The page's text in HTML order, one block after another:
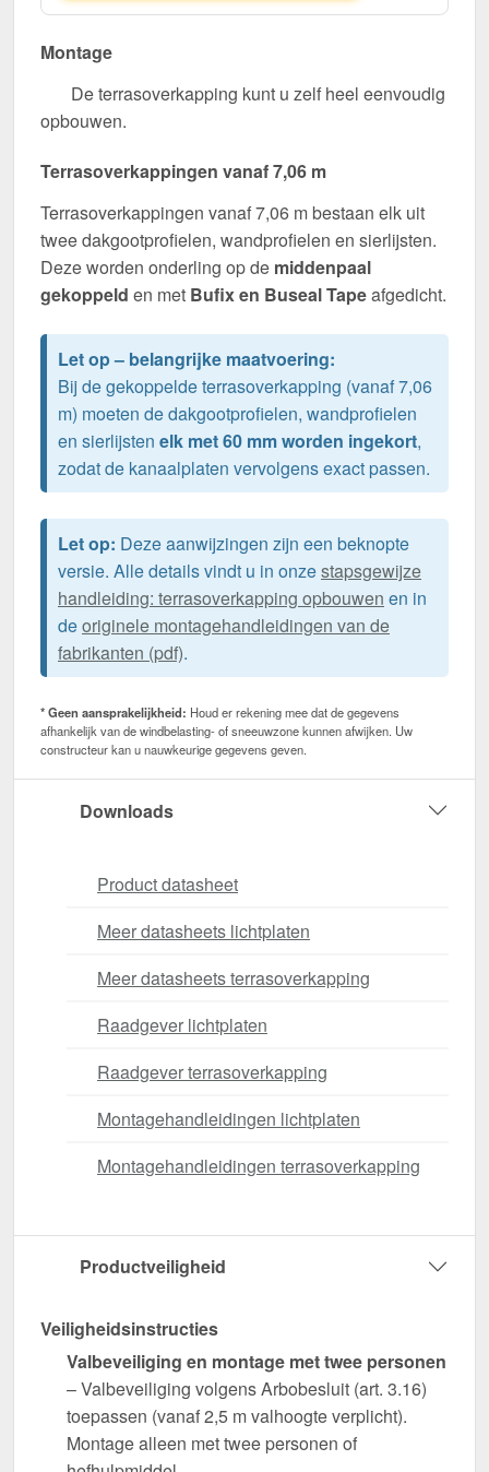
Montage
De terrasoverkapping kunt u zelf heel eenvoudig
opbouwen.
Terrasoverkappingen vanaf 7,06 m
Terrasoverkappingen vanaf 7,06 m bestaan elk uit
twee dakgootprofielen, wandprofielen en sierlijsten.
Deze worden onderling op de middenpaal
gekoppeld en met Bufix en Buseal Tapeafgedicht.
Let op – belangrijke maatvoering:
Bij de gekoppelde terrasoverkapping (vanaf 7,06
m) moeten de dakgootprofielen, wandprofielen
en sierlijsten elk met 60 mm worden ingekort,
zodat de kanaalplaten vervolgens exact passen.
Let op: Deze aanwijzingen zijn een beknopte
versie. Alle details vindt u in onzestapsgewijze
handleiding: terrasoverkapping opbouwen en in
deoriginele montagehandleidingen van de
fabrikanten (pdf).
* Geen aansprakelijkheid: Houd er rekening mee dat de gegevens
afhankelijk van de windbelasting- of sneeuwzone kunnen afwijken. Uw
constructeur kan u nauwkeurige gegevens geven.
Downloads
Product datasheet
Meer datasheets lichtplaten
Meer datasheets terrasoverkapping
Raadgever lichtplaten
Raadgever terrasoverkapping
Montagehandleidingen lichtplaten
Montagehandleidingen terrasoverkapping
Productveiligheid
Veiligheidsinstructies
Valbeveiliging en montage met twee personen
– Valbeveiliging volgens Arbobesluit (art. 3.16)
toepassen (vanaf 2,5 m valhoogte verplicht).
Montage alleen met twee personen of